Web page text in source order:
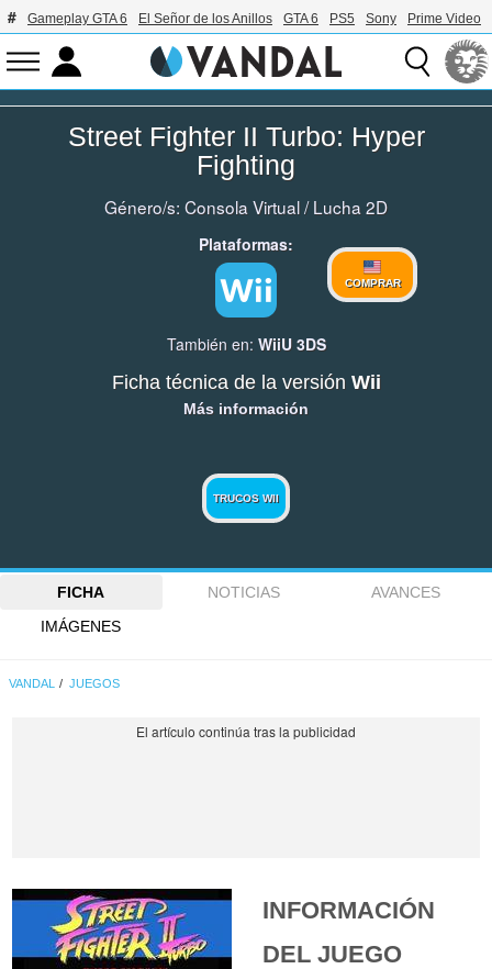
Gameplay GTA 6 El Señor de los Anillos GTA 6 PS5 Sony Prime Video
Street Fighter II Turbo: Hyper
Fighting
Género/s: Consola Virtual/Lucha 2D
Plataformas:
COMPRAR
También en: WiiU 3DS
Ficha técnica de la versión Wii
Más información
TRUCOS WII
FICHA NOTICIAS
AVANCES
IMÁGENES
VANDAL JUEGOS
INFORMACIÓN
DEL JUEGO